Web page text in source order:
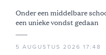
Onder een middelbare
een unieke vondst gedaan
5 AUGUSTUS 2026 17:48